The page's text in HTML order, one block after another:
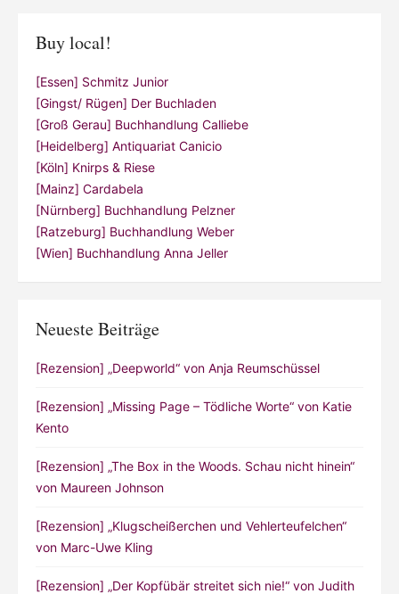
Buy local!
[Essen] Schmitz Junior
[Gingst/ Rügen] Der Buchladen
[Groß Gerau] Buchhandlung Calliebe
[Heidelberg] Antiquariat Canicio
[Köln] Knirps & Riese
[Mainz] Cardabela
[Nürnberg] Buchhandlung Pelzner
[Ratzeburg] Buchhandlung Weber
[Wien] Buchhandlung Anna Jeller
Neueste Beiträge
[Rezension] „Deepworld“ von Anja Reumschüssel
[Rezension] „Missing Page – Tödliche Worte“ von Katie
Kento
[Rezension] „The Box in the Woods. Schau nicht hinein“
von Maureen Johnson
[Rezension] „Klugscheißerchen und Vehlerteufelchen“
von Marc-Uwe Kling
[Rezension] „Der Kopfübär streitet sich nie!“ von Judith